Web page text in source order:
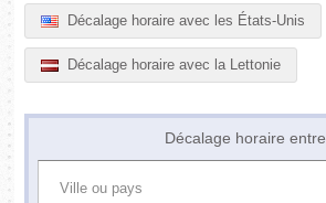
Décalage horaire avec les États-Unis
Décalage horaire avec la Lettonie
Décalage horaire entre